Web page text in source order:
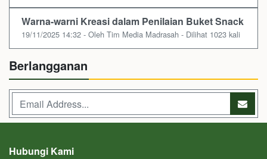
Warna-warni Kreasi dalam Penilaian Buket Snack
19/11/2025 14:32 - Oleh Tim Media Madrasah - Dilihat 1023 kali
Berlangganan
Hubungi Kami